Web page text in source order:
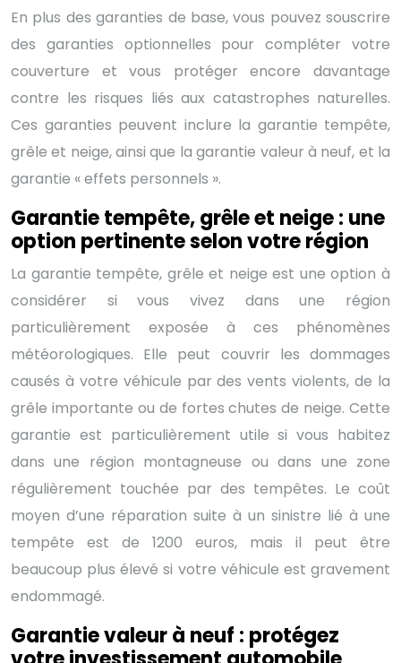
En plus des garanties de base, vous pouvez souscrire
des garanties optionnelles pour compléter votre
couverture et vous protéger encore davantage
contre les risques liés aux catastrophes naturelles.
Ces garanties peuvent inclure la garantie tempête,
grêle et neige, ainsi que la garantie valeur à neuf, et la
garantie « effets personnels ».
Garantie tempête, grêle et neige : une
option pertinente selon votre région
La garantie tempête, grêle et neige est une option à
considérer si vous vivez dans une région
particulièrement exposée à ces phénomènes
météorologiques. Elle peut couvrir les dommages
causés à votre véhicule par des vents violents, de la
grêle importante ou de fortes chutes de neige. Cette
garantie est particulièrement utile si vous habitez
dans une région montagneuse ou dans une zone
régulièrement touchée par des tempêtes. Le coût
moyen d’une réparation suite à un sinistre lié à une
tempête est de 1200 euros, mais il peut être
beaucoup plus élevé si votre véhicule est gravement
endommagé.
Garantie valeur à neuf : protégez